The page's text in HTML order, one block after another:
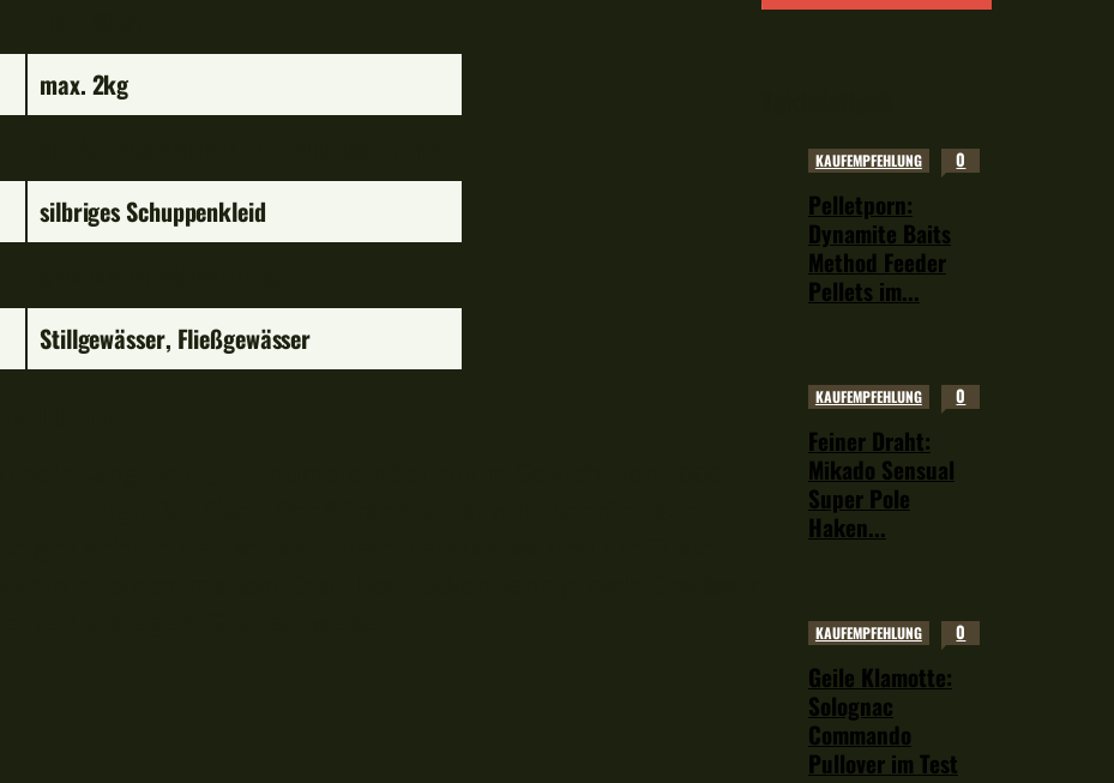
max. 2kg
silbriges Schuppenkleid
Stillgewässer, Fließgewässer
sich die Flanken sehr Flach. Farblich variiert die Güster
ABONNIEREN
KAUFEMPFEHLUNG 0
Pelletporn:
Dynamite Baits
Method Feeder
Pellets im...
KAUFEMPFEHLUNG 0
Feiner Draht:
Mikado Sensual
Super Pole
Haken...
KAUFEMPFEHLUNG 0
Geile Klamotte:
Solognac
Commando
Pullover im Test